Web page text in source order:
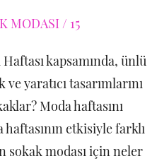
kapsamında, ünlü
yaratıcı tasarımlarını
Moda haftasını
etkisiyle farklı
sokak modası için neler